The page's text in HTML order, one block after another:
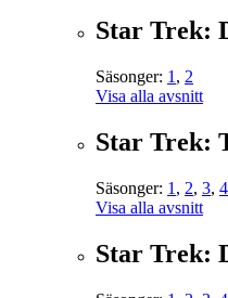
Star Trek:
Säsonger: 1 , 2
Visa alla avsnitt
Star Trek:
Säsonger: 1 , 2, 3, 4
Visa alla avsnitt
Star Trek: